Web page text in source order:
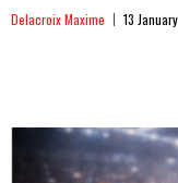
Delacroix Maxime 13